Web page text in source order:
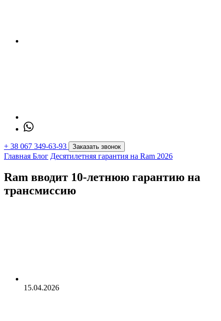
+ 38 067 349-63-93 Заказать звонок
Главная Блог Десятилетняя гарантия на Ram 2026
Ram вводит 10-летнюю гарантию на
трансмиссию
15.04.2026